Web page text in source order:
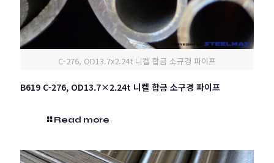
C-276, OD13.7x2.24t 니켈 합금 소규경 파이프
B619 C-276, OD13.7×2.24t 니켈 합금 소구경 파이프
Read more